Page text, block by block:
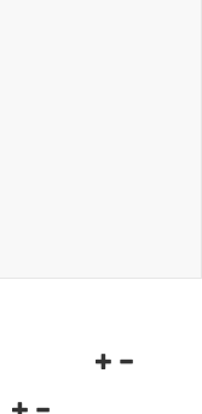
Navigationsmenü